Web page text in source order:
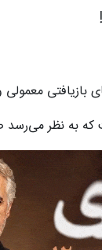
به نظر می‌رسد